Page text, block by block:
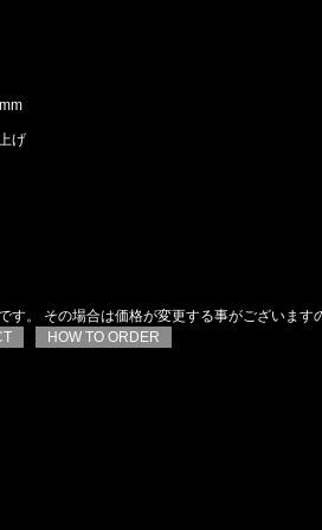
げ
す。 その場合は価格が変更する事がございます
HOW TO ORDER